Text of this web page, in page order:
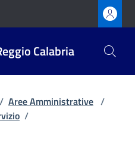
Calabria
/ Aree Amministrative /
/